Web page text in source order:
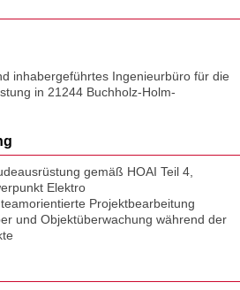
inhabergeführtes Ingenieurbüro für die
in 21244 Buchholz-Holm-
gemäß HOAI Teil 4,
Elektro
Projektbearbeitung
und Objektüberwachung während der